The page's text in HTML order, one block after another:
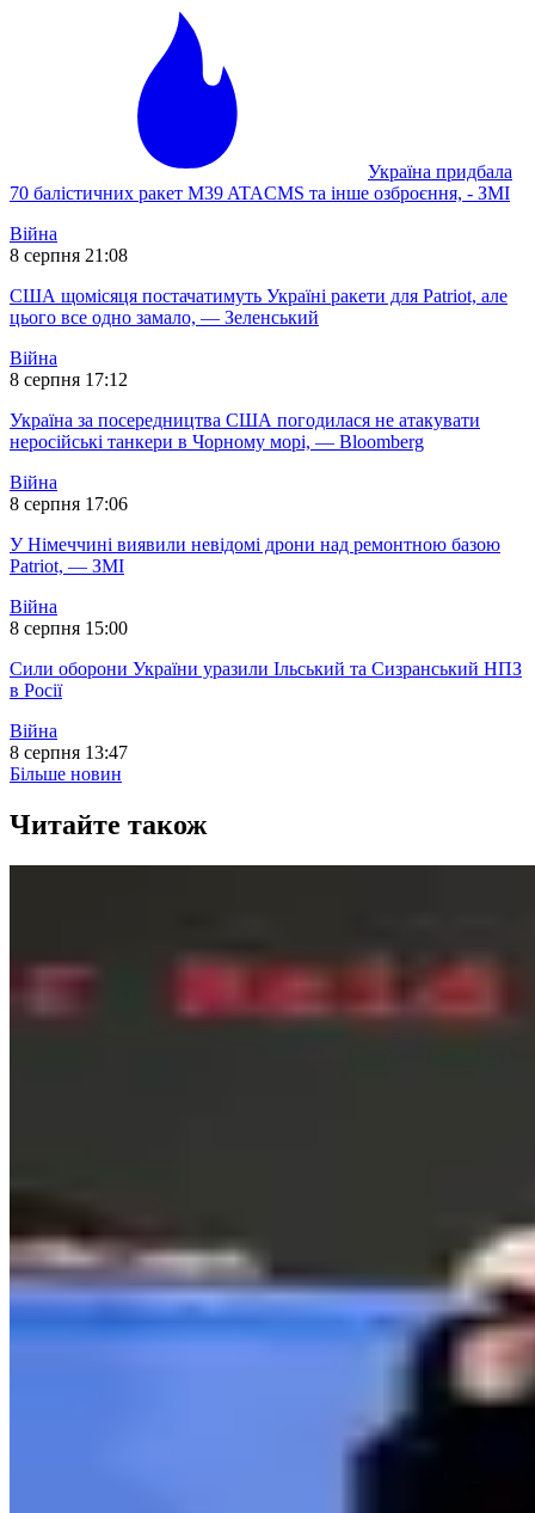
Україна придбала
70 балістичних ракет M39 ATACMS та інше озброєння, - ЗМІ
Війна
8 серпня 21:08
США щомісяця постачатимуть Україні ракети для Patriot, але
цього все одно замало, — Зеленський
Війна
8 серпня 17:12
Україна за посередництва США погодилася не атакувати
неросійські танкери в Чорному морі, — Bloomberg
Війна
8 серпня 17:06
У Німеччині виявили невідомі дрони над ремонтною базою
Patriot, — ЗМІ
Війна
8 серпня 15:00
Сили оборони України уразили Ільський та Сизранський НПЗ
в Росії
Війна
8 серпня 13:47
Більше новин
Читайте також